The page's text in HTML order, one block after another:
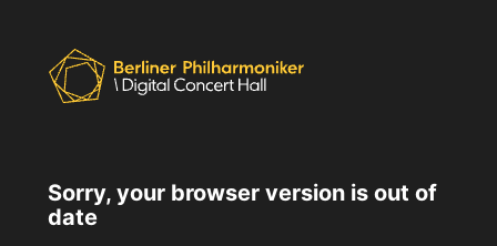
Sorry, your browser version is out of
date